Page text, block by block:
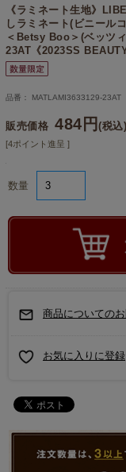
《ラミネート生地》
しラミネート(ビニール
＜Betsy Boo＞(ベッツ
23AT《2023SS
品番： MATLAMI3633129-23AT
販売価格 484円(税込)
[4ポイント進呈 ]
数量
商品についての
お気に入りに登録